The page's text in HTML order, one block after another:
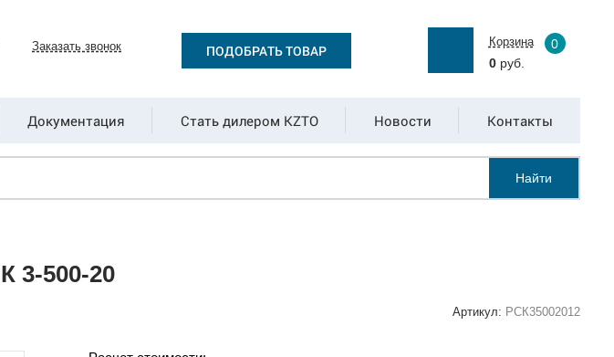
Заказать звонок ПОДОБРАТЬ ТОВАР
Корзина
0
0руб.
Документация Стать дилером KZTO Новости Контакты
Найти
3-500-20
Артикул: РСК35002012